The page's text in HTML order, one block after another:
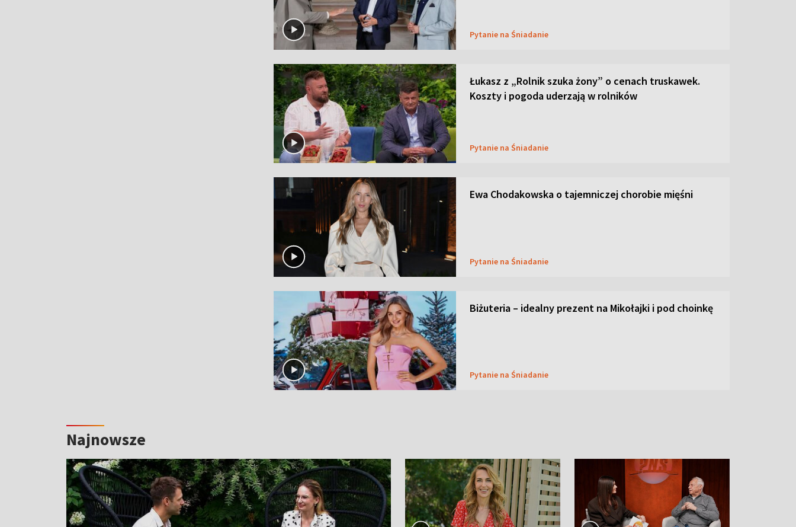
Pytanie na Śniadanie
Łukasz z „Rolnik szuka żony” o cenach truskawek.
Koszty i pogoda uderzają w rolników
Pytanie na Śniadanie
Ewa Chodakowska o tajemniczej chorobie mięśni
Pytanie na Śniadanie
Biżuteria – idealny prezent na Mikołajki i pod choinkę
Pytanie na Śniadanie
Najnowsze